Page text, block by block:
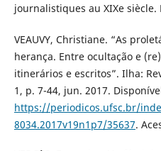
journalistiques au XIXe siècle.
VEAUVY, Christiane. “As
herança. Entre ocultação e
itinerários e escritos”. Ilha:
1, p. 7-44, jun. 2017.
https://periodicos.ufsc.br/
8034.2017v19n1p7/35637.